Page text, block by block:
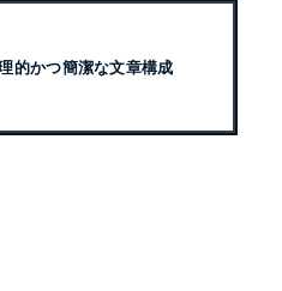
的かつ簡潔な文章構成